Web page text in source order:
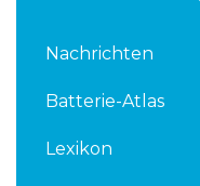
Nachrichten
Batterie-Atlas
Lexikon